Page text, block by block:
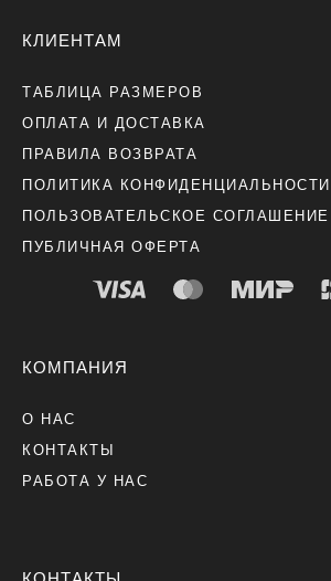
КЛИЕНТАМ
ТАБЛИЦА РАЗМЕРОВ
ОПЛАТА И ДОСТАВКА
ПРАВИЛА ВОЗВРАТА
ПОЛИТИКА КОНФИДЕНЦИАЛЬНОСТИ
ПОЛЬЗОВАТЕЛЬСКОЕ СОГЛАШЕНИЕ
ПУБЛИЧНАЯ ОФЕРТА
КОМПАНИЯ
О НАС
КОНТАКТЫ
РАБОТА У НАС